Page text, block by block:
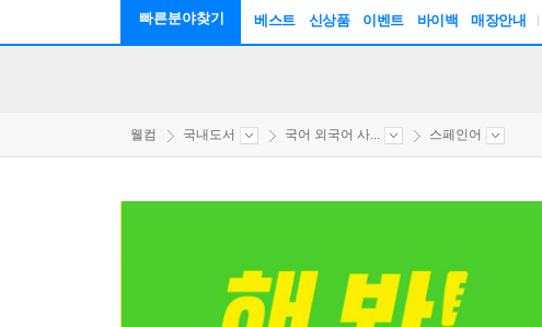
빠른분야찾기 베스트 신상품 이벤트 바이백 매장안내
웰컴 국내도서 국어 외국어 사... 스페인어